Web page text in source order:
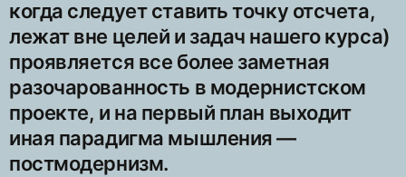
когда следует ставить точку отсчета,
лежат вне целей и задач нашего курса)
проявляется все более заметная
разочарованность в модернистском
проекте, и на первый план выходит
иная парадигма мышления —
постмодернизм.